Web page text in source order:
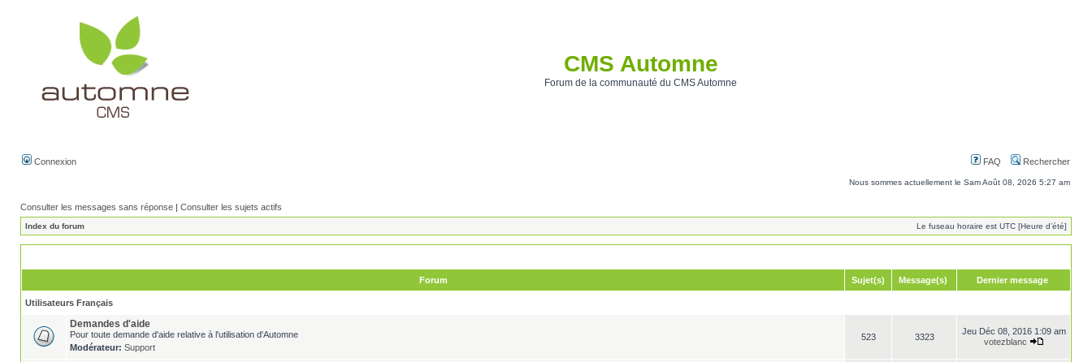
CMS Automne
Forum de la communauté du CMS Automne
Connexion FAQ Rechercher
Nous sommes actuellement le Sam Août 08, 2026 5:27 am
Consulter les messages sans réponse | Consulter les sujets actifs
Index du forum Le fuseau horaire est UTC [Heure d’été]
Forum Sujet(s) Message(s) Dernier message
Utilisateurs Français
Demandes d'aide
Pour toute demande d'aide relative à l'utilisation d'Automne
Modérateur: Support
523 3323
Jeu Déc 08, 2016 1:09 am
votezblanc